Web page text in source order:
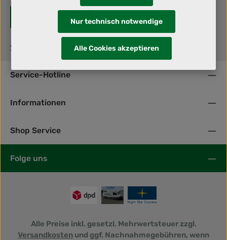
Jetzt bewerben!
www.lvdkrone.de
Service-Hotline
Informationen
Shop Service
Folge uns
Alle Preise inkl. gesetzl. Mehrwertsteuer zzgl.
Versandkosten und ggf. Nachnahmegebühren, wenn
Nur technisch notwendige
Alle Cookies akzeptieren